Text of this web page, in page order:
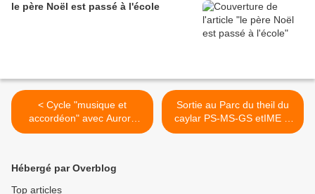
le père Noël est passé à l'école
< Cycle "musique et
accordéon" avec Aurore
Carrière
Sortie au Parc du theil du
caylar PS-MS-GS etIME le
7 juin >
Hébergé par Overblog
Top articles